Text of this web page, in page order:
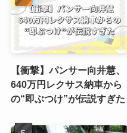
【衝撃】パンサー向井慧、
640万円レクサス納車から
の“即ぶつけ”が伝説すぎた